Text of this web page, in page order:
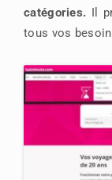
catégories. Il
tous vos